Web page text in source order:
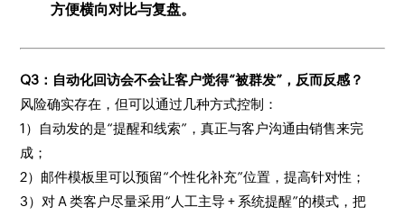
方便横向对比与复盘。
Q3：自动化回访会不会让客户觉得“被群发”，反而反感？
风险确实存在，但可以通过几种方式控制：
1）自动发的是“提醒和线索”，真正与客户沟通由销售来完
成；
2）邮件模板里可以预留“个性化补充”位置，提高针对性；
3）对 A 类客户尽量采用“人工主导 + 系统提醒”的模式，把